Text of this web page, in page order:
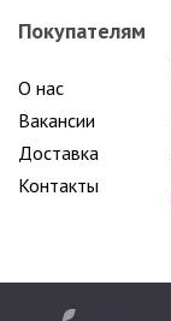
Покупателям
О нас
Вакансии
Доставка
Контакты